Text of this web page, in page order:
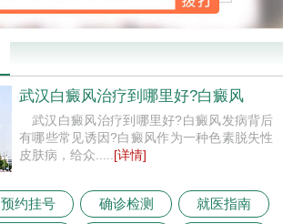
武汉白癜风治疗到哪里好?白癜风
武汉白癜风治疗到哪里好?白癜风发病背后
有哪些常见诱因?白癜风作为一种色素脱失性
皮肤病，给众..... [详情]
预约挂号 确诊检测 就医指南